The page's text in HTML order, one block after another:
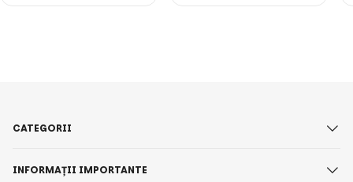
CATEGORII
INFORMAȚII IMPORTANTE